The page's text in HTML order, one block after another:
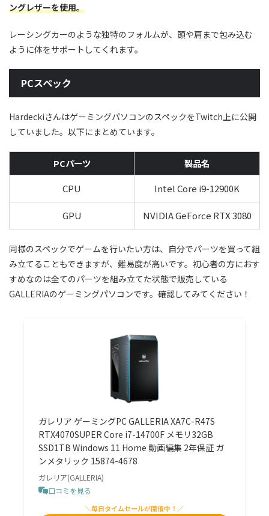
ングレザーを使用。
レーシングカーのような独特のフォルムが、頭や肩まで包み込む
ように体をサポートしてくれます。
PCスペック
HardeckiさんはゲーミングパソコンのスペックをTwitch上に公開
していました。以下にまとめています。
PCパーツ
製品名
CPU
Intel Core i9-12900K
GPU NVIDIA GeForce RTX 3080
同様のスペックでゲームを行いたい方は、自分でパーツを買って組
み立てることもできますが、難易度が高いです。初心者の方におす
すめなのは全てのパーツを組み立てた状態で販売している
GALLERIAのゲーミングパソコンです。確認してみてください！
ガレリア ゲーミングPC GALLERIA XA7C-R47S
RTX4070SUPER Core i7-14700F メモリ32GB
SSD1TB Windows 11 Home 動画編集 2年保証 ガ
ンメタリック 15874-4678
ガレリア(GALLERIA)
口コミを見る
＼毎日タイムセールが開催中！／